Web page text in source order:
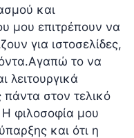
και
μου επιτρέπουν να
για ιστοσελίδες,
το να
λειτουργικά
πάντα στον τελικό
Η φιλοσοφία μου
και ότι η